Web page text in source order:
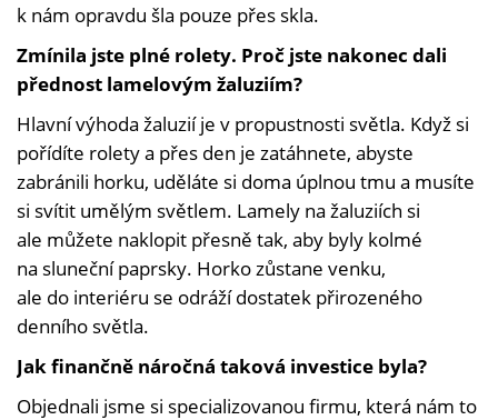
k nám opravdu šla pouze přes skla.
Zmínila jste plné rolety. Proč jste nakonec dali
přednost lamelovým žaluziím?
Hlavní výhoda žaluzií je v propustnosti světla. Když si
pořídíte rolety a přes den je zatáhnete, abyste
zabránili horku, uděláte si doma úplnou tmu a musíte
si svítit umělým světlem. Lamely na žaluziích si
ale můžete naklopit přesně tak, aby byly kolmé
na sluneční paprsky. Horko zůstane venku,
ale do interiéru se odráží dostatek přirozeného
denního světla.
Jak finančně náročná taková investice byla?
Objednali jsme si specializovanou firmu, která nám to